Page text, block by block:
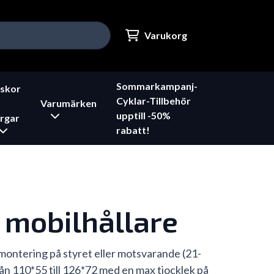
Varukorg
Varumärken
Sommarkampanj-
Cyklar-Tillbehör
upptill -50%
rabatt!
mobilhållare
på styret eller motsvarande (21-
110*55 till 126*72 med en max tjocklek på